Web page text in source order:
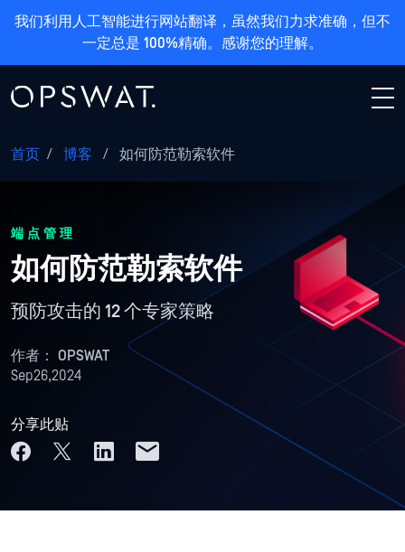
我们利用人工智能进行网站翻译，虽然我们力求准确，但不
一定总是 100%精确。感谢您的理解。
首页 / 博客 / 如何防范勒索软件
端点管理
如何防范勒索软件
预防攻击的 12 个专家策略
作者： OPSWAT
Sep26,2024
分享此贴